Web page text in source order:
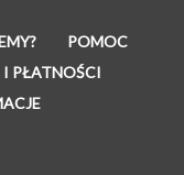
POMOC
PŁATNOŚCI